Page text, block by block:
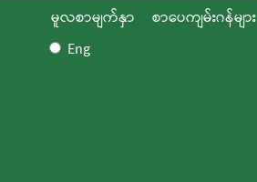
မူလစာမျက်နှာ စာပေကျမ်းဂန်များ
Eng